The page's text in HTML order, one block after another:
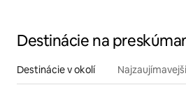
Destinácie na
Destinácie v okolí